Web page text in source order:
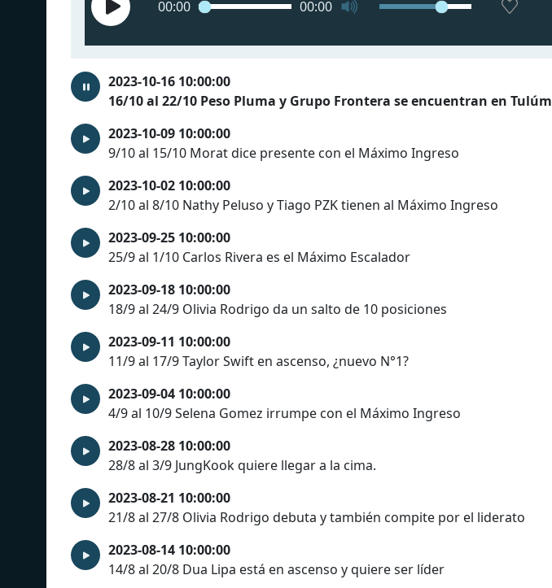
00:00 00:00
2023-10-16 10:00:00
16/10 al 22/10 Peso Pluma y Grupo Frontera se encuentran en Tulúm
2023-10-09 10:00:00
9/10 al 15/10 Morat dice presente con el Máximo Ingreso
2023-10-02 10:00:00
2/10 al 8/10 Nathy Peluso y Tiago PZK tienen al Máximo Ingreso
2023-09-25 10:00:00
25/9 al 1/10 Carlos Rivera es el Máximo Escalador
2023-09-18 10:00:00
18/9 al 24/9 Olivia Rodrigo da un salto de 10 posiciones
2023-09-11 10:00:00
11/9 al 17/9 Taylor Swift en ascenso, ¿nuevo N°1?
2023-09-04 10:00:00
4/9 al 10/9 Selena Gomez irrumpe con el Máximo Ingreso
2023-08-28 10:00:00
28/8 al 3/9 JungKook quiere llegar a la cima.
2023-08-21 10:00:00
21/8 al 27/8 Olivia Rodrigo debuta y también compite por el liderato
2023-08-14 10:00:00
14/8 al 20/8 Dua Lipa está en ascenso y quiere ser líder